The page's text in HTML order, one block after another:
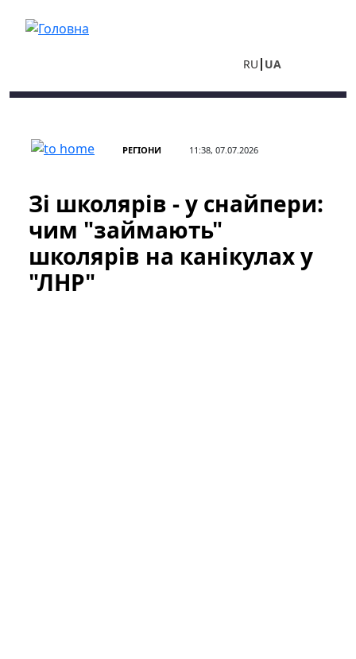
RU UA
РЕГІОНИ 11:38, 07.07.2026
Зі школярів - у снайпери:
чим "займають"
школярів на канікулах у
"ЛНР"